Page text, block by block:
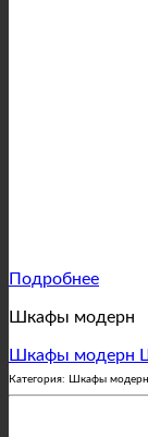
Подробнее
Шкафы модерн
Шкафы модерн
Категория: Шкафы модерн